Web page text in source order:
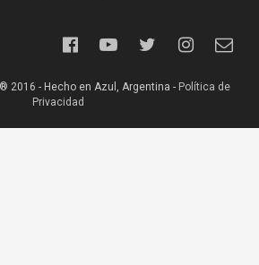
2016 - Hecho en Azul, Argentina - Política de
Privacidad